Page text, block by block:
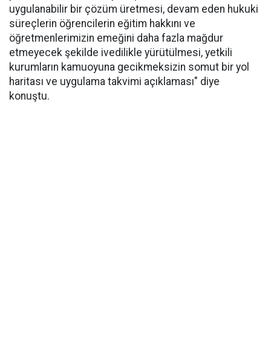
uygulanabilir bir çözüm üretmesi, devam eden hukuki
süreçlerin öğrencilerin eğitim hakkını ve
öğretmenlerimizin emeğini daha fazla mağdur
etmeyecek şekilde ivedilikle yürütülmesi, yetkili
kurumların kamuoyuna gecikmeksizin somut bir yol
haritası ve uygulama takvimi açıklaması" diye
konuştu.